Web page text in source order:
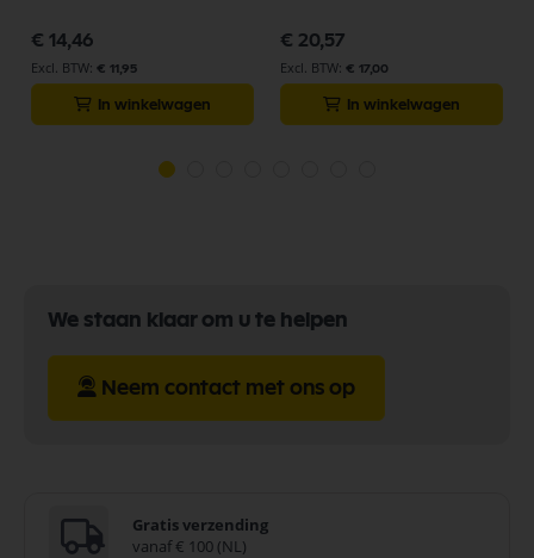
€ 14,46
€ 11,95
In winkelwagen
€ 20,57
€ 17,00
In winkelwagen
We staan klaar om u te helpen
Neem contact met ons op
Gratis verzending
vanaf € 100 (NL)